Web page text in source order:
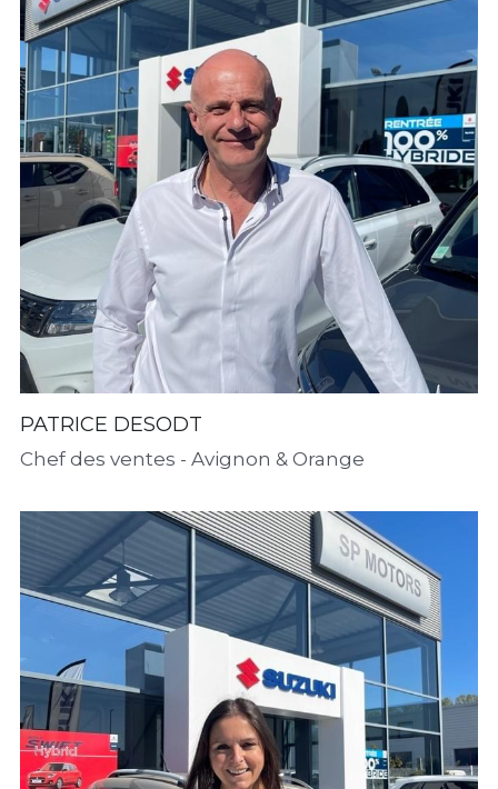
PATRICE DESODT
Chef des ventes - Avignon & Orange